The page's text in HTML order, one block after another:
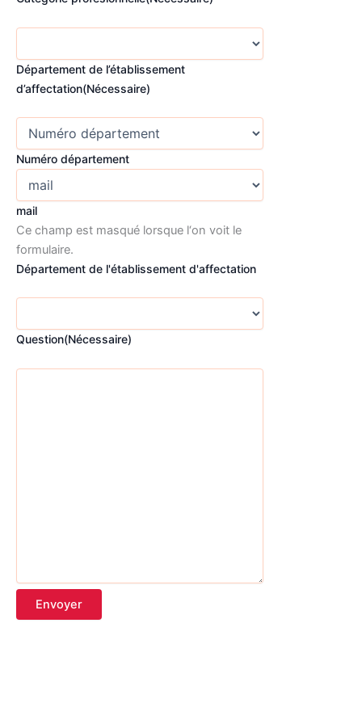
Département de l’établissement
d’affectation(Nécessaire)
Numéro département
mail
Ce champ est masqué lorsque l‘on voit le
formulaire.
Département de l'établissement d'affectation
Question(Nécessaire)